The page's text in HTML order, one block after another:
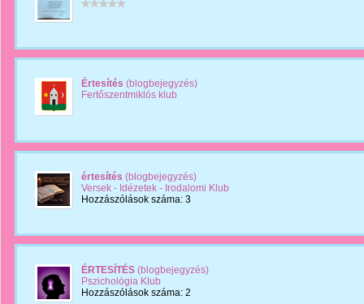
Értesítés (blogbejegyzés)
Fertőszentmiklós klub
értesítés (blogbejegyzés)
Versek - Idézetek - Irodalomi Klub
Hozzászólások száma: 3
ÉRTESÍTÉS (blogbejegyzés)
Pszichológia Klub
Hozzászólások száma: 2